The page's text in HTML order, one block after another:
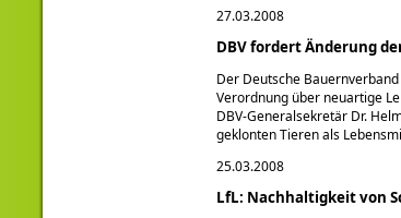
27.03.2008
DBV fordert Änderung
Der Deutsche
Verordnung über neuartige
DBV-Generalsekretär Dr.
geklonten Tieren als
25.03.2008
LfL: Nachhaltigkeit von